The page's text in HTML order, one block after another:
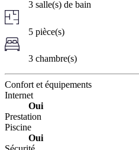
3 salle(s) de bain
5 pièce(s)
3 chambre(s)
Confort et équipements
Internet
Oui
Prestation
Piscine
Oui